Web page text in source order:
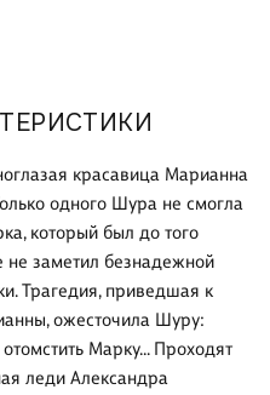
красавица Марианна
одного Шура не смогла
который был до того
заметил безнадежной
Трагедия, приведшая к
ожесточила Шуру:
Марку... Проходят
леди Александра